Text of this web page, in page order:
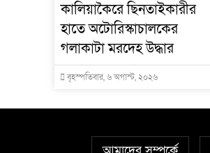
কালিয়াকৈরে ছিনতাইকারীর
হাতে অটোরিস্কাচালকের
গলাকাটা মরদেহ উদ্ধার
বৃহস্পতিবার, ৬ অগাস্ট, ২০২৬